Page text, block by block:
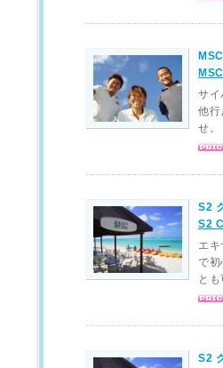
サ
他行
せ。
S2
S2
エ
で
と
S2